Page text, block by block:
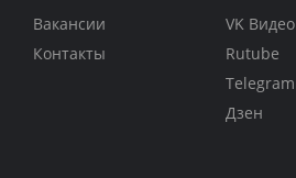
Вакансии
Контакты
VK Видео
Rutube
Telegram
Дзен